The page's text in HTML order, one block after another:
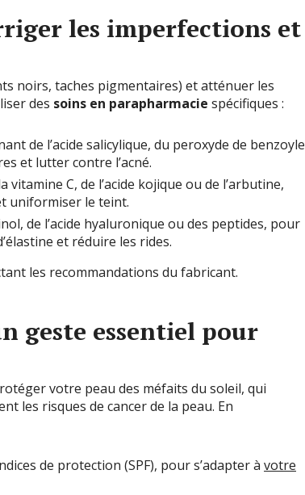
les imperfections et
noirs, taches pigmentaires) et atténuer les
des soins en parapharmacie spécifiques :
de l’acide salicylique, du peroxyde de benzoyle
et lutter contre l’acné.
vitamine C, de l’acide kojique ou de l’arbutine,
uniformiser le teint.
de l’acide hyaluronique ou des peptides, pour
et réduire les rides.
les recommandations du fabricant.
geste essentiel pour
votre peau des méfaits du soleil, qui
les risques de cancer de la peau. En
de protection (SPF), pour s’adapter à votre